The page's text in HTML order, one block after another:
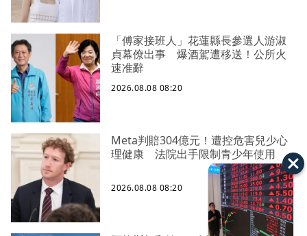
「傅家接班人」花蓮縣長參選人游淑
貞幕僚出事 爆酒駕遭移送！公所火
速准辭
2026.08.08 08:20
Meta判賠304億元！遭控危害兒少心
理健康 法院出手限制青少年使用
2026.08.08 08:20